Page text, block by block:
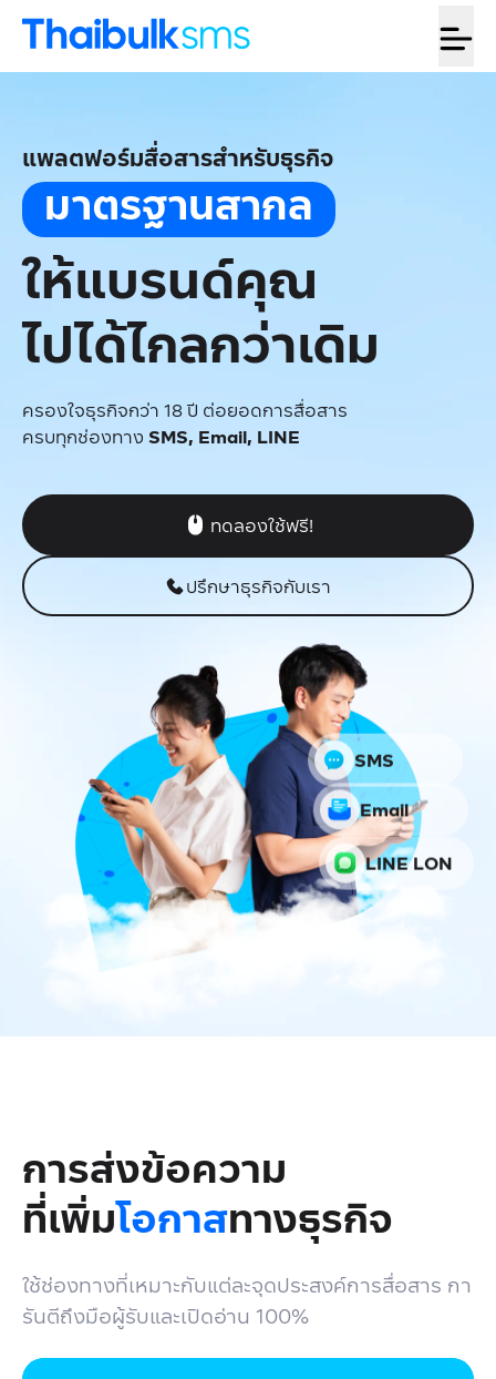
แพลตฟอร์มสื่อสารสำหรับธุรกิจ
มาตรฐานสากล
ให้แบรนด์คุณ
ไปได้ไกลกว่าเดิม
ครองใจธุรกิจกว่า 18 ปี ต่อยอดการสื่อสาร
ครบทุกช่องทาง SMS, Email, LINE
ทดลองใช้ฟรี!
ปรึกษาธุรกิจกับเรา
SMS
Email
LINE LON
การส่งข้อความ
ที่เพิ่มโอกาสทางธุรกิจ
ใช้ช่องทางที่เหมาะกับแต่ละจุดประสงค์การสื่อสาร กา
รันตีถึงมือผู้รับและเปิดอ่าน 100%